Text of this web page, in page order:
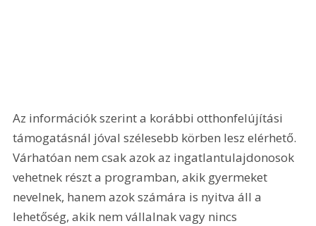
Az információk szerint a korábbi otthonfelújítási
támogatásnál jóval szélesebb körben lesz elérhető.
Várhatóan nem csak azok az ingatlantulajdonosok
vehetnek részt a programban, akik gyermeket
nevelnek, hanem azok számára is nyitva áll a
lehetőség, akik nem vállalnak vagy nincs